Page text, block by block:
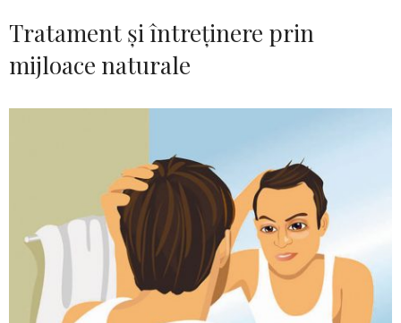
Tratament și întreținere prin
mijloace naturale